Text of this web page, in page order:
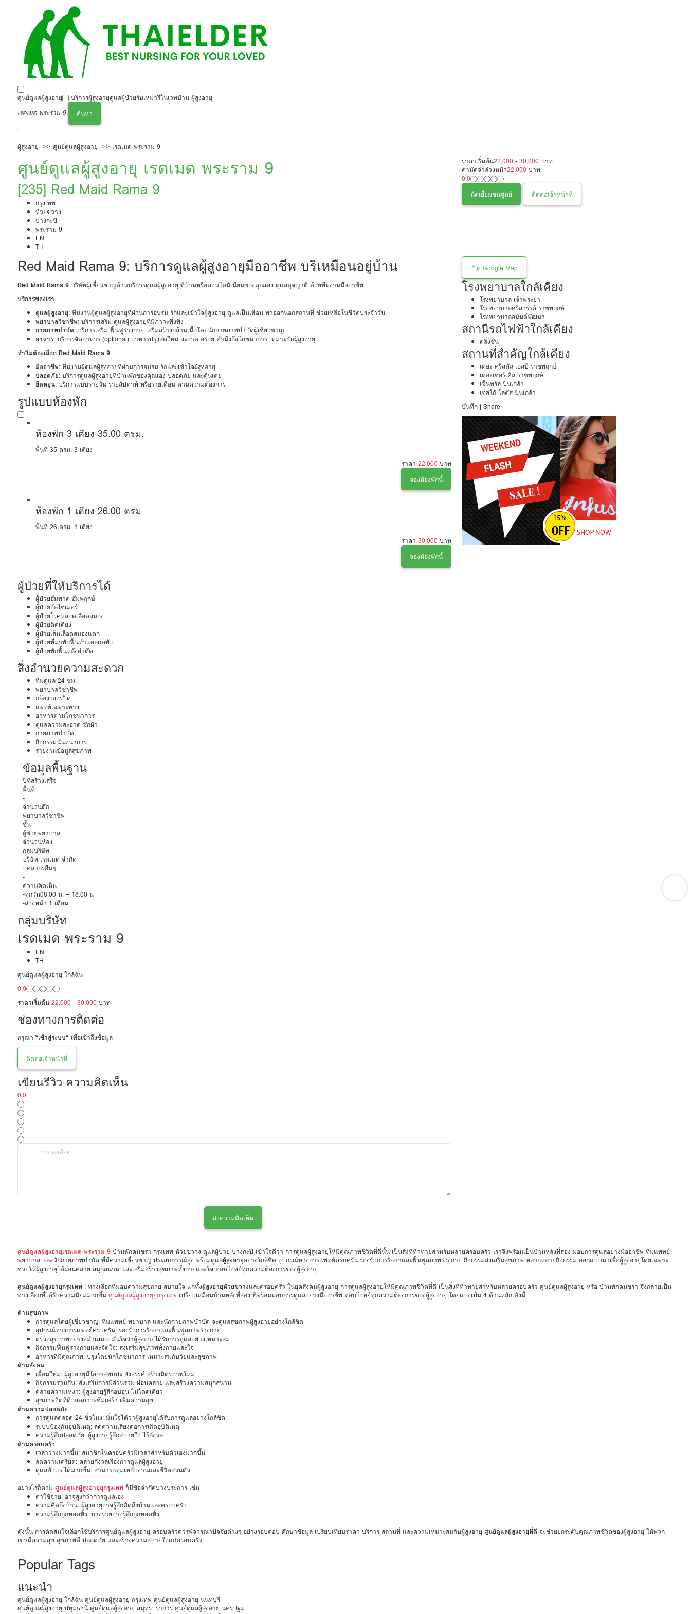
ศูนย์ดูแลผู้สูงอายุ บริการผู้สูงอายุดูแลผู้ป่วยรับเหมารีโนเวทบ้าน ผู้สูงอายุ
เรดเมด พระราม 9
ค้นหา
ผู้สูงอายุ ศูนย์ดูแลผู้สูงอายุ เรดเมด พระราม 9
ศูนย์ดูแลผู้สูงอายุ เรดเมด พระราม 9
[235] Red Maid Rama 9
กรุงเทพ
ห้วยขวาง
บางกะปิ
พระราม 9
EN
TH
ราคาเริ่มต้น22,000 -30,000 บาท
ค่ามัดจำล่วงหน้า22,000 บาท
0.0
นัดเยี่ยมชมศูนย์
ติดต่อเจ้าหน้าที่
Red Maid Rama 9: บริการดูแลผู้สูงอายุมืออาชีพ บริเหมือนอยู่บ้าน
Red Maid Rama 9บริษัทผู้เชี่ยวชาญด้านบริการดูแลผู้สูงอายุ ที่บ้านหรือคอนโดมิเนียมของคุณเอง ดูแลดุจญาติ ด้วยทีมงานมืออาชีพ
บริการของเรา
ดูแลผู้สูงอายุ: ทีมงานผู้ดูแลผู้สูงอายุที่ผ่านการอบรม รักและเข้าใจผู้สูงอายุ ดูแลเป็นเพื่อน พาออกนอกสถานที่ ช่วยเหลือในชีวิตประจำวัน
พยาบาลวิชาชีพ: บริการเสริม ดูแลผู้สูงอายุที่มีภาวะพึ่งพิง
กายภาพบำบัด: บริการเสริม ฟื้นฟูร่างกาย เสริมสร้างกล้ามเนื้อโดยนักกายภาพบำบัดผู้เชี่ยวชาญ
อาหาร: บริการจัดอาหาร (optional) อาหารปรุงสดใหม่ สะอาด อร่อย คำนึงถึงโภชนาการ เหมาะกับผู้สูงอายุ
ทำไมต้องเลือก Red Maid Rama 9
มืออาชีพ: ทีมงานผู้ดูแลผู้สูงอายุที่ผ่านการอบรม รักและเข้าใจผู้สูงอายุ
ปลอดภัย: บริการดูแลผู้สูงอายุที่บ้านพักของคุณเอง ปลอดภัย และคุ้นเคย
ยืดหยุ่น: บริการแบบรายวัน รายสัปดาห์ หรือรายเดือน ตามความต้องการ
รูปแบบห้องพัก
ห้องพัก 3 เตียง 35.00 ตรม.
พื้นที่ 35 ตรม. 3 เตียง
ราคา22,000 บาท
จองห้องพักนี้
ห้องพัก 1 เตียง 26.00 ตรม
พื้นที่ 26 ตรม. 1 เตียง
ราคา30,000 บาท
จองห้องพักนี้
ผู้ป่วยที่ให้บริการได้
ผู้ป่วยอัมพาต อัมพฤกษ์
ผู้ป่วยอัลไซเมอร์
ผู้ป่วยโรคหลอดเลือดสมอง
ผู้ป่วยติดเตียง
ผู้ป่วยเส้นเลือดสมองแตก
ผู้ป่วยที่มาพักฟื้นทำแผลกดทับ
ผู้ป่วยพักฟื้นหลังผ่าตัด
สิ่งอำนวยความสะดวก
ทีมดูแล 24 ชม.
พยาบาลวิชาชีพ
กล้องวงจรปิด
แพทย์เฉพาะทาง
อาหารตามโภชนาการ
ดูแลความสะอาด ซักผ้า
กายภาพบำบัด
กิจกรรมนันทนาการ
รายงานข้อมูลสุขภาพ
ข้อมูลพื้นฐาน
ปีที่สร้างเสร็จ
พื้นที่
-
จำนวนตึก
พยาบาลวิชาชีพ
ชั้น
ผู้ช่วยพยาบาล
จำนวนห้อง
กลุ่มบริษัท
บริษัท เรดเมด จำกัด
บุคลากรอื่นๆ
-
ความคิดเห็น
-ทุกวัน08:00 น. – 18:00 น
-ล่วงหน้า 1 เดือน
กลุ่มบริษัท
เรดเมด พระราม 9
EN
TH
ศูนย์ดูแลผู้สูงอายุ ใกล้ฉัน
0.0
ราคาเริ่มต้น 22,000 - 30,000 บาท
ช่องทางการติดต่อ
กรุณา“เข้าสู่ระบบ” เพื่อเข้าถึงข้อมูล
ติดต่อเจ้าหน้าที่
เขียนรีวิว ความคิดเห็น
0.0
ส่งความคิดเห็น
เปิด Google Map
โรงพยาบาลใกล้เคียง
โรงพยาบาล เจ้าพระยา
โรงพยาบาลศรีสวรรค์ ราชพฤกษ์
โรงพยาบาลอนันต์พัฒนา
สถานีรถไฟฟ้าใกล้เคียง
ตลิ่งชัน
สถานที่สำคัญใกล้เคียง
เดอะ คริสตัล เอสบี ราชพฤกษ์
เดอะเซอร์เคิล ราชพฤกษ์
เซ็นทรัล ปิ่นเกล้า
เทสโก้ โลตัส ปิ่นเกล้า
บันทึก | Share
ศูนย์ดูแลผู้สูงอายุเรดเมด พระราม 9 บ้านพักคนชรา กรุงเทพ ห้วยขวาง ดูแลผู้ป่วย บางกะปิ เข้าใจดีว่า การดูแลผู้สูงอายุให้มีคุณภาพชีวิตที่ดีนั้น เป็นสิ่งที่ท้าทายสำหรับหลายครอบครัว เราจึงพร้อมเป็นบ้านหลังที่สอง มอบการดูแลอย่างมืออาชีพ ทีมแพทย์
พยาบาล และนักกายภาพบำบัด ที่มีความเชี่ยวชาญ ประสบการณ์สูง พร้อมดูแลผู้สูงอายุอย่างใกล้ชิด อุปกรณ์ทางการแพทย์ครบครัน รองรับการรักษาและฟื้นฟูสภาพร่างกาย กิจกรรมส่งเสริมสุขภาพ หลากหลายกิจกรรม ออกแบบมาเพื่อผู้สูงอายุโดยเฉพาะ
ช่วยให้ผู้สูงอายุได้ผ่อนคลาย สนุกสนาน และเสริมสร้างสุขภาพทั้งกายและใจ ตอบโจทย์ทุกความต้องการของผู้สูงอายุ
ศูนย์ดูแลผู้สูงอายุกรุงเทพ : ทางเลือกที่มอบความสุขกาย สบายใจ แก่ทั้งผู้สูงอายุห้วยขวางและครอบครัว ในยุคสังคมผู้สูงอายุ การดูแลผู้สูงอายุให้มีคุณภาพชีวิตที่ดี เป็นสิ่งที่ท้าทายสำหรับหลายครอบครัว ศูนย์ดูแลผู้สูงอายุ หรือ บ้านพักคนชรา จึงกลายเป็น
ทางเลือกที่ได้รับความนิยมมากขึ้น ศูนย์ดูแลผู้สูงอายุยุกรุงเทพ เปรียบเสมือนบ้านหลังที่สอง ที่พร้อมมอบการดูแลอย่างมืออาชีพ ตอบโจทย์ทุกความต้องการของผู้สูงอายุ โดยแบ่งเป็น 4 ด้านหลัก ดังนี้
ด้านสุขภาพ
การดูแลโดยผู้เชี่ยวชาญ: ทีมแพทย์ พยาบาล และนักกายภาพบำบัด จะดูแลสุขภาพผู้สูงอายุอย่างใกล้ชิด
อุปกรณ์ทางการแพทย์ครบครัน: รองรับการรักษาและฟื้นฟูสภาพร่างกาย
ตรวจสุขภาพอย่างสม่ำเสมอ: มั่นใจว่าผู้สูงอายุได้รับการดูแลอย่างเหมาะสม
กิจกรรมฟื้นฟูร่างกายและจิตใจ: ส่งเสริมสุขภาพทั้งกายและใจ
อาหารที่มีคุณภาพ: ปรุงโดยนักโภชนาการ เหมาะสมกับวัยและสุขภาพ
ด้านสังคม
เพื่อนใหม่: ผู้สูงอายุมีโอกาสพบปะ สังสรรค์ สร้างมิตรภาพใหม่
กิจกรรมร่วมกัน: ส่งเสริมการมีส่วนร่วม ผ่อนคลาย และสร้างความสนุกสนาน
คลายความเหงา: ผู้สูงอายุรู้สึกอบอุ่น ไม่โดดเดี่ยว
สุขภาพจิตที่ดี: ลดภาวะซึมเศร้า เพิ่มความสุข
ด้านความปลอดภัย
การดูแลตลอด 24 ชั่วโมง: มั่นใจได้ว่าผู้สูงอายุได้รับการดูแลอย่างใกล้ชิด
ระบบป้องกันอุบัติเหตุ: ลดความเสี่ยงต่อการเกิดอุบัติเหตุ
ความรู้สึกปลอดภัย: ผู้สูงอายุรู้สึกสบายใจ ไร้กังวล
ด้านครอบครัว
เวลาว่างมากขึ้น: สมาชิกในครอบครัวมีเวลาสำหรับตัวเองมากขึ้น
ลดความเครียด: คลายกังวลเรื่องการดูแลผู้สูงอายุ
ดูแลตัวเองได้มากขึ้น: สามารถทุ่มเทกับงานและชีวิตส่วนตัว
อย่างไรก็ตาม ศูนย์ดูแลผู้สูงอายุยุกรุงเทพ ก็มีข้อจำกัดบางประการ เช่น
ค่าใช้จ่าย: อาจสูงกว่าการดูแลเอง
ความคิดถึงบ้าน: ผู้สูงอายุอาจรู้สึกคิดถึงบ้านและครอบครัว
ความรู้สึกถูกทอดทิ้ง: บางรายอาจรู้สึกถูกทอดทิ้ง
ดังนั้น การตัดสินใจเลือกใช้บริการศูนย์ดูแลผู้สูงอายุ ครอบครัวควรพิจารณาปัจจัยต่างๆ อย่างรอบคอบ ศึกษาข้อมูล เปรียบเทียบราคา บริการ สถานที่ และความเหมาะสมกับผู้สูงอายุ ศูนย์ดูแลผู้สูงอายุที่ดี จะช่วยยกระดับคุณภาพชีวิตของผู้สูงอายุ ให้พวก
เขามีความสุข สุขภาพดี ปลอดภัย และสร้างความสบายใจแก่ครอบครัว
Popular Tags
แนะนำ
ศูนย์ดูแลผู้สูงอายุ ใกล้ฉัน ศูนย์ดูแลผู้สูงอายุ กรุงเทพ ศูนย์ดูแลผู้สูงอายุ นนทบุรี
ศูนย์ดูแลผู้สูงอายุ ปทุมธานี ศูนย์ดูแลผู้สูงอายุ สมุทรปราการ ศูนย์ดูแลผู้สูงอายุ นครปฐม